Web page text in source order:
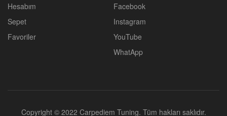
Hesabım
Sepet
Favoriler
Facebook
Instagram
YouTube
WhatApp
Copyright © 2022 Carpediem Tuning. Tüm hakları saklıdır.